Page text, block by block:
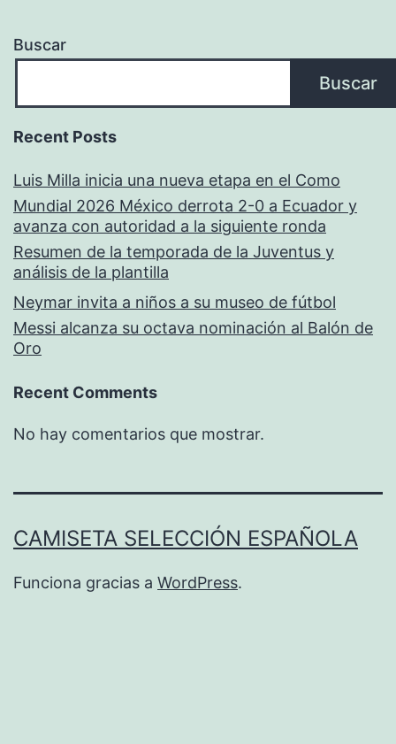
Buscar
Buscar
Recent Posts
Luis Milla inicia una nueva etapa en el Como
Mundial 2026 México derrota 2-0 a Ecuador y
avanza con autoridad a la siguiente ronda
Resumen de la temporada de la Juventus y
análisis de la plantilla
Neymar invita a niños a su museo de fútbol
Messi alcanza su octava nominación al Balón de
Oro
Recent Comments
No hay comentarios que mostrar.
CAMISETA SELECCIÓN ESPAÑOLA
Funciona gracias a WordPress.